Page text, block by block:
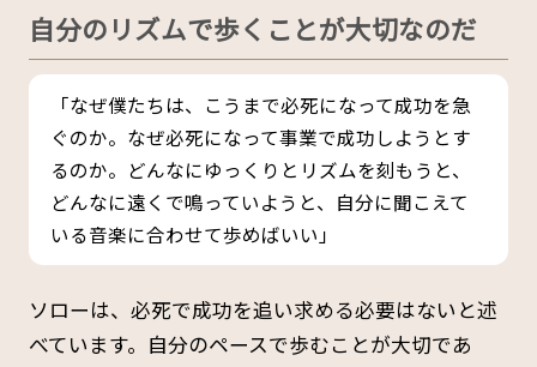
自分のリズムで歩くことが大切なのだ
「なぜ僕たちは、こうまで必死になって成功を急
ぐのか。なぜ必死になって事業で成功しようとす
るのか。どんなにゆっくりとリズムを刻もうと、
どんなに遠くで鳴っていようと、自分に聞こえて
いる音楽に合わせて歩めばいい」
ソローは、必死で成功を追い求める必要はないと述
べています。自分のペースで歩むことが大切であ